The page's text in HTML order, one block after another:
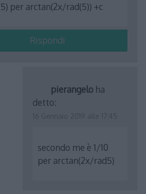
per arctan(2x/rad(5)) +c
Rispondi
pierangelo ha
detto:
secondo me è 1/10
per arctan(2x/rad5)